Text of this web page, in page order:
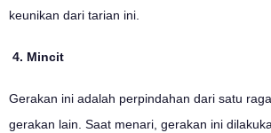
keunikan dari tarian ini.
4. Mincit
Gerakan ini adalah perpindahan dari satu
gerakan lain. Saat menari, gerakan ini